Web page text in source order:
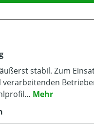
stabil. Zum
verarbeitenden
Mehr